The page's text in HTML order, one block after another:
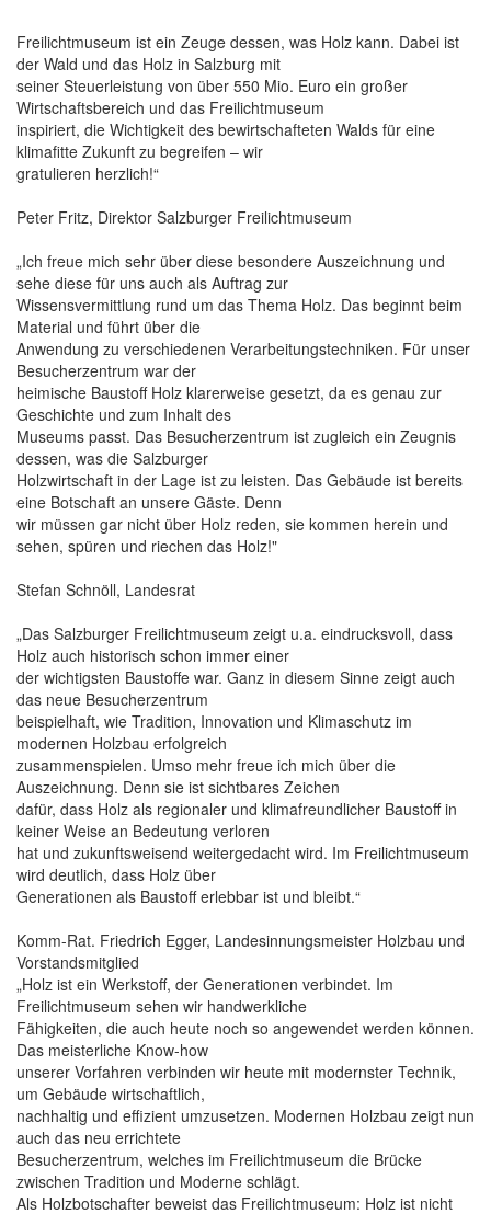
Freilichtmuseum ist ein Zeuge dessen, was Holz kann. Dabei ist
der Wald und das Holz in Salzburg mit
seiner Steuerleistung von über 550 Mio. Euro ein großer
Wirtschaftsbereich und das Freilichtmuseum
inspiriert, die Wichtigkeit des bewirtschafteten Walds für eine
klimafitte Zukunft zu begreifen – wir
gratulieren herzlich!“
Peter Fritz, Direktor Salzburger Freilichtmuseum
„Ich freue mich sehr über diese besondere Auszeichnung und
sehe diese für uns auch als Auftrag zur
Wissensvermittlung rund um das Thema Holz. Das beginnt beim
Material und führt über die
Anwendung zu verschiedenen Verarbeitungstechniken. Für unser
Besucherzentrum war der
heimische Baustoff Holz klarerweise gesetzt, da es genau zur
Geschichte und zum Inhalt des
Museums passt. Das Besucherzentrum ist zugleich ein Zeugnis
dessen, was die Salzburger
Holzwirtschaft in der Lage ist zu leisten. Das Gebäude ist bereits
eine Botschaft an unsere Gäste. Denn
wir müssen gar nicht über Holz reden, sie kommen herein und
sehen, spüren und riechen das Holz!"
Stefan Schnöll, Landesrat
„Das Salzburger Freilichtmuseum zeigt u.a. eindrucksvoll, dass
Holz auch historisch schon immer einer
der wichtigsten Baustoffe war. Ganz in diesem Sinne zeigt auch
das neue Besucherzentrum
beispielhaft, wie Tradition, Innovation und Klimaschutz im
modernen Holzbau erfolgreich
zusammenspielen. Umso mehr freue ich mich über die
Auszeichnung. Denn sie ist sichtbares Zeichen
dafür, dass Holz als regionaler und klimafreundlicher Baustoff in
keiner Weise an Bedeutung verloren
hat und zukunftsweisend weitergedacht wird. Im Freilichtmuseum
wird deutlich, dass Holz über
Generationen als Baustoff erlebbar ist und bleibt.“
Komm-Rat. Friedrich Egger, Landesinnungsmeister Holzbau und
Vorstandsmitglied
„Holz ist ein Werkstoff, der Generationen verbindet. Im
Freilichtmuseum sehen wir handwerkliche
Fähigkeiten, die auch heute noch so angewendet werden können.
Das meisterliche Know-how
unserer Vorfahren verbinden wir heute mit modernster Technik,
um Gebäude wirtschaftlich,
nachhaltig und effizient umzusetzen. Modernen Holzbau zeigt nun
auch das neu errichtete
Besucherzentrum, welches im Freilichtmuseum die Brücke
zwischen Tradition und Moderne schlägt.
Als Holzbotschafter beweist das Freilichtmuseum: Holz ist nicht